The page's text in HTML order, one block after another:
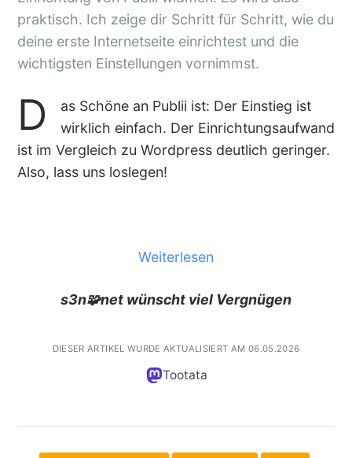
praktisch. Ich zeige dir Schritt für Schritt, wie du
deine erste Internetseite einrichtest und die
wichtigsten Einstellungen vornimmst.
D
as Schöne an Publii ist: Der Einstieg ist
wirklich einfach. Der Einrichtungsaufwand
ist im Vergleich zu Wordpress deutlich geringer.
Also, lass uns loslegen!
Weiterlesen
s3n🧩net wünscht viel Vergnügen
DIESER ARTIKEL WURDE AKTUALISIERT AM 06.05.2026
Tootata